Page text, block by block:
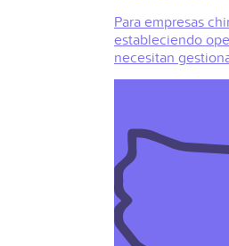
Para empresas
estableciendo
necesitan